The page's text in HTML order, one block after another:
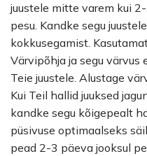
juustele mitte varem kui
pesu. Kandke segu
kokkusegamist.
Värvipõhja ja segu värvus
Teie juustele. Alustage
Kui Teil hallid juuksed
kandke segu kõigepealt
püsivuse optimaalseks
pead 2-3 päeva jooksul